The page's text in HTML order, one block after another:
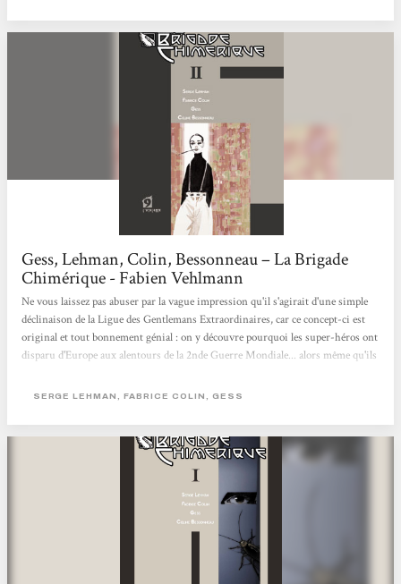
Gess, Lehman, Colin, Bessonneau – La Brigade
Chimérique - Fabien Vehlmann
Ne vous laissez pas abuser par la vague impression qu'il s'agirait d'une simple
déclinaison de la Ligue des Gentlemans Extraordinaires, car ce concept-ci est
original et tout bonnement génial : on y découvre pourquoi les super-héros ont
disparu d'Europe aux alentours de la 2nde Guerre Mondiale... alors même qu'ils
(Spiderman, Superman et autres Batman). Les deux scénaristes (Serge Lehman
de méchants puisés dans la littérature fantastique...
SERGE LEHMAN, FABRICE COLIN, GESS